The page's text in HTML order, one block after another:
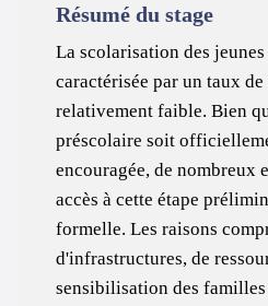
Résumé du stage
La scolarisation des
caractérisée par un taux
relativement faible. Bien
préscolaire soit
encouragée, de nombreux
accès à cette étape
formelle. Les raisons
d'infrastructures, de
sensibilisation des